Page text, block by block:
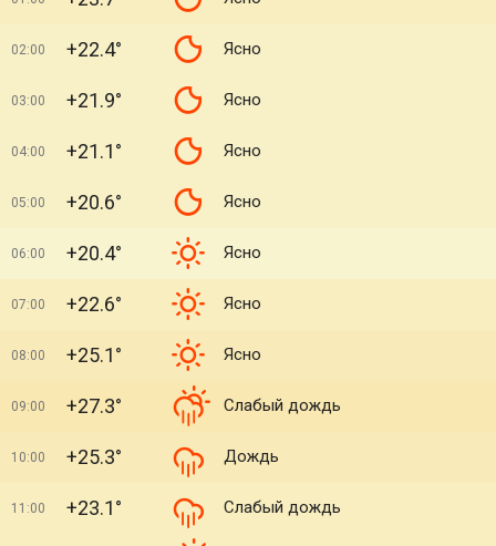
02:00 +22.4° Ясно
03:00 +21.9° Ясно
04:00 +21.1° Ясно
05:00 +20.6° Ясно
06:00 +20.4° Ясно
07:00 +22.6° Ясно
08:00 +25.1° Ясно
09:00 +27.3° Слабый дождь
10:00 +25.3° Дождь
11:00 +23.1° Слабый дождь